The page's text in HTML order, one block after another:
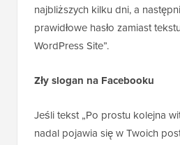
najbliższych kilku dni, a
prawidłowe hasło zamiast
WordPress Site”.
Zły slogan na Facebooku
Jeśli tekst „Po prostu kolejna
nadal pojawia się w Twoich